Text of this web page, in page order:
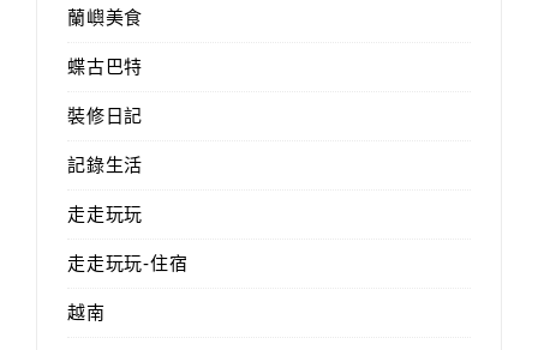
蘭嶼美食
蝶古巴特
裝修日記
記錄生活
走走玩玩
走走玩玩-住宿
越南